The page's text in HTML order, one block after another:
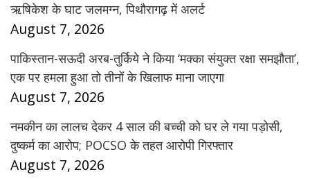
ऋषिकेश के घाट जलमग्न, पिथौरागढ़ में अलर्ट
August 7, 2026
पाकिस्तान-सऊदी अरब-तुर्किये ने किया ‘मक्का संयुक्त रक्षा समझौता’,
एक पर हमला हुआ तो तीनों के खिलाफ माना जाएगा
August 7, 2026
नमकीन का लालच देकर 4 साल की बच्ची को घर ले गया पड़ोसी,
दुष्कर्म का आरोप; POCSO के तहत आरोपी गिरफ्तार
August 7, 2026